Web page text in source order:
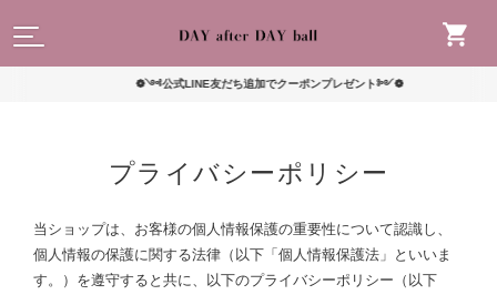
❁༺公式LINE友だち追加でクーポンプレゼント༻❁
プライバシーポリシー
当ショップは、お客様の個人情報保護の重要性について認識し、
個人情報の保護に関する法律（以下「個人情報保護法」といいま
す。）を遵守すると共に、以下のプライバシーポリシー（以下